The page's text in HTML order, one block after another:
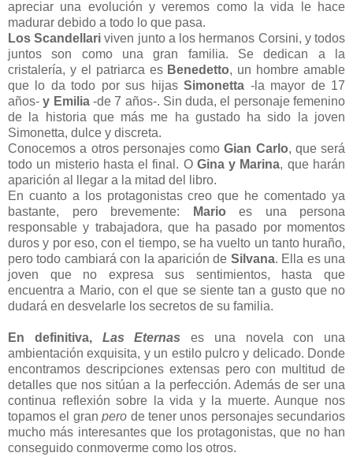
apreciar una evolución y veremos como la vida le hace
madurar debido a todo lo que pasa.
Los Scandellari viven junto a los hermanos Corsini, y todos
juntos son como una gran familia. Se dedican a la
cristalería, y el patriarca es Benedetto, un hombre amable
que lo da todo por sus hijasSimonetta -la mayor de 17
años-y Emilia-de 7 años-. Sin duda, el personaje femenino
de la historia que más me ha gustado ha sido la joven
Simonetta, dulce y discreta.
Conocemos a otros personajes comoGian Carlo, que será
todo un misterio hasta el final. O Gina y Marina, que harán
aparición al llegar a la mitad del libro.
En cuanto a los protagonistas creo que he comentado ya
bastante, pero brevemente:
Mario es una persona
responsable y trabajadora, que ha pasado por momentos
duros y por eso, con el tiempo, se ha vuelto un tanto huraño,
pero todo cambiará con la aparición de Silvana. Ella es una
joven que no expresa sus sentimientos, hasta que
encuentra a Mario, con el que se siente tan a gusto que no
dudará en desvelarle los secretos de su familia.
En definitiva, Las Eternas es una novela con una
ambientación exquisita, y un estilo pulcro y delicado. Donde
encontramos descripciones extensas pero con multitud de
detalles que nos sitúan a la perfección. Además de ser una
continua reflexión sobre la vida y la muerte. Aunque nos
topamos el granpero de tener unos personajes secundarios
mucho más interesantes que los protagonistas, que no han
conseguido conmoverme como los otros.